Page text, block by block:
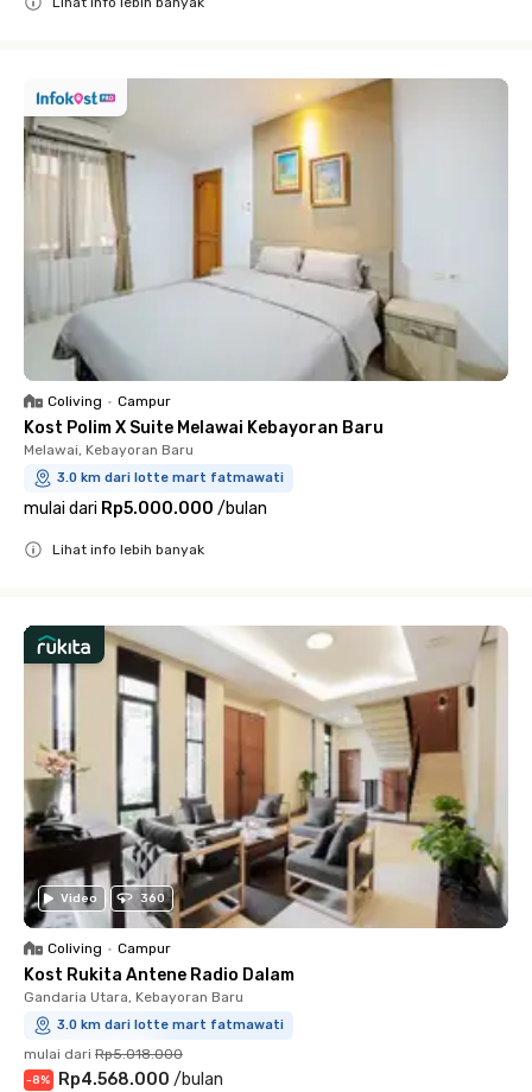
Coliving • Campur
Kost Polim X Suite Melawai Kebayoran Baru
Melawai, Kebayoran Baru
3.0 km dari lotte mart fatmawati
mulai dari Rp5.000.000 /bulan
Lihat info lebih banyak
Video 360
Coliving • Campur
Kost Rukita Antene Radio Dalam
Gandaria Utara, Kebayoran Baru
3.0 km dari lotte mart fatmawati
mulai dari Rp5.018.000
-8% Rp4.568.000 /bulan